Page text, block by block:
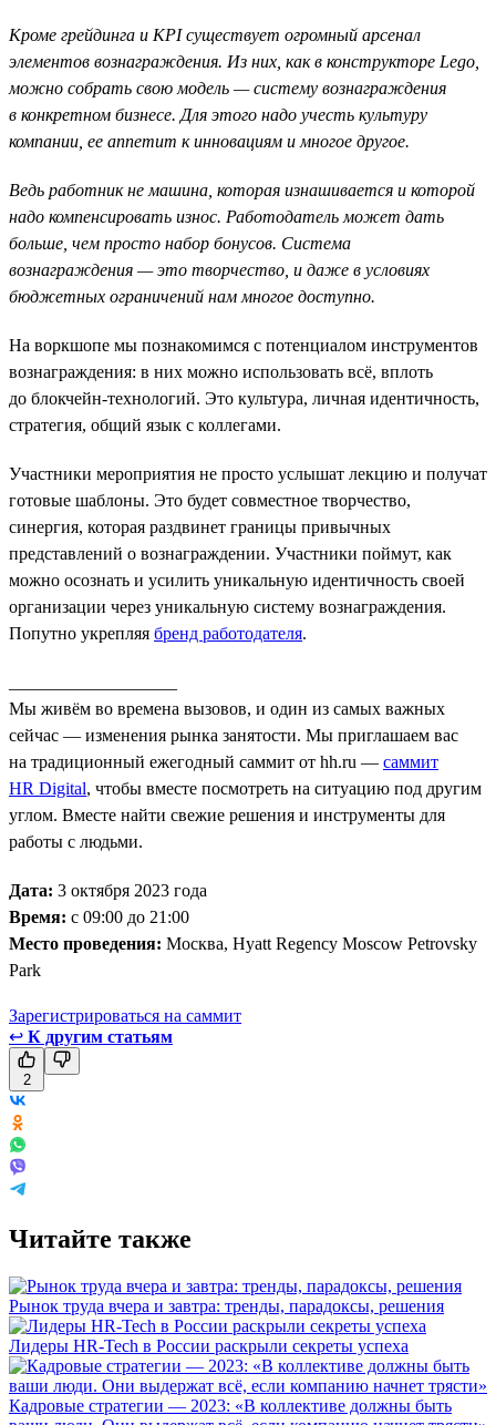
Кроме грейдинга и KPI существует огромный арсенал
элементов вознаграждения. Из них, как в конструкторе Lego,
можно собрать свою модель — систему вознаграждения
в конкретном бизнесе. Для этого надо учесть культуру
компании, ее аппетит к инновациям и многое другое.
Ведь работник не машина, которая изнашивается и которой
надо компенсировать износ. Работодатель может дать
больше, чем просто набор бонусов. Система
вознаграждения — это творчество, и даже в условиях
бюджетных ограничений нам многое доступно.
На воркшопе мы познакомимся с потенциалом инструментов
вознаграждения: в них можно использовать всё, вплоть
до блокчейн-технологий. Это культура, личная идентичность,
стратегия, общий язык с коллегами.
Участники мероприятия не просто услышат лекцию и получат
готовые шаблоны. Это будет совместное творчество,
синергия, которая раздвинет границы привычных
представлений о вознаграждении. Участники поймут, как
можно осознать и усилить уникальную идентичность своей
организации через уникальную систему вознаграждения.
Попутно укрепляя бренд работодателя.
Мы живём во времена вызовов, и один из самых важных
сейчас — изменения рынка занятости. Мы приглашаем вас
на традиционный ежегодный саммит от hh.ru — саммит
HR Digital, чтобы вместе посмотреть на ситуацию под другим
углом. Вместе найти свежие решения и инструменты для
работы с людьми.
Дата: 3 октября 2023 года
Время: с 09:00 до 21:00
Место проведения: Москва, Hyatt Regency Moscow Petrovsky
Park
Зарегистрироваться на саммит
↩ К другим статьям
2
Читайте также
Рынок труда вчера и завтра: тренды, парадоксы, решения
Лидеры HR-Tech в России раскрыли секреты успеха
Кадровые стратегии — 2023: «В коллективе должны быть